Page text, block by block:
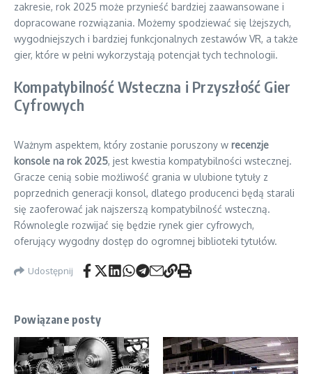
zakresie, rok 2025 może przynieść bardziej zaawansowane i
dopracowane rozwiązania. Możemy spodziewać się lżejszych,
wygodniejszych i bardziej funkcjonalnych zestawów VR, a także
gier, które w pełni wykorzystają potencjał tych technologii.
Kompatybilność Wsteczna i Przyszłość Gier
Cyfrowych
Ważnym aspektem, który zostanie poruszony w recenzje
konsole na rok 2025, jest kwestia kompatybilności wstecznej.
Gracze cenią sobie możliwość grania w ulubione tytuły z
poprzednich generacji konsol, dlatego producenci będą starali
się zaoferować jak najszerszą kompatybilność wsteczną.
Równolegle rozwijać się będzie rynek gier cyfrowych,
oferujący wygodny dostęp do ogromnej biblioteki tytułów.
Udostępnij
Powiązane posty